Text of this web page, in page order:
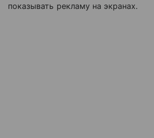
показывать рекламу на экранах.